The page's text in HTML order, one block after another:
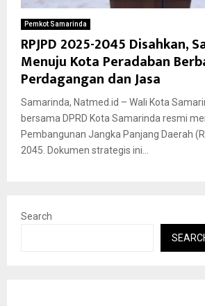
Pemkot Samarinda
RPJPD 2025-2045 Disahkan,
Menuju Kota Peradaban
Perdagangan dan Jasa
Samarinda, Natmed.id – Wali Kota
bersama DPRD Kota Samarinda resmi
Pembangunan Jangka Panjang Daerah
2045. Dokumen strategis ini...
Search